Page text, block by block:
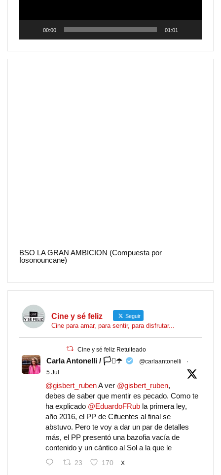
00:00 01:01
BSO LA GRAN AMBICION (Compuesta por
Iosonouncane)
Cine y sé feliz Seguir
Cine para amar, para sentir, para disfrutar...
Cine y sé feliz Retuiteado
Carla Antonelli / 🏳️‍⚧️☂️ @carlaantonelli
·
5 Jul
@gisbert_rubenA ver @gisbert_ruben,
debes de saber que mentir es pecado. Como te
ha explicado @EduardoFRubla primera ley,
año 2016, el PP de Cifuentes al final se
abstuvo. Pero te voy a dar un par de detalles
más, el PP presentó una bazofia vacía de
contenido y un cántico al Sol a la que le
23 170 X